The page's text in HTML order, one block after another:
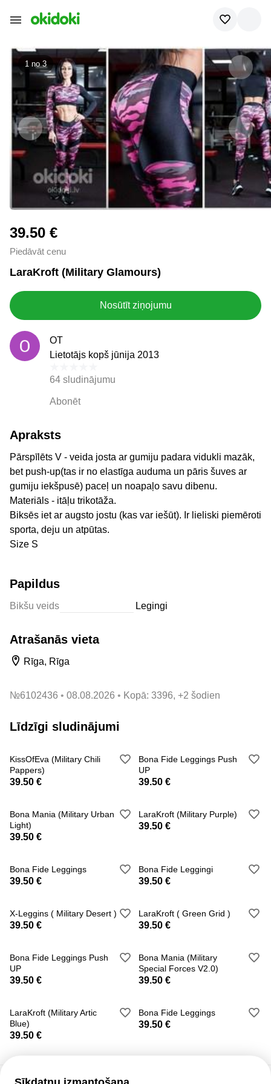
1 no3
39.50 €
Piedāvāt cenu
LaraKroft (Military Glamours)
Nosūtīt ziņojumu
OT
Lietotājs kopš jūnija 2013
64 sludinājumu
Abonēt
Apraksts
Pārspīlēts V - veida josta ar gumiju padara vidukli mazāk,
bet push-up(tas ir no elastīga auduma un pāris šuves ar
gumiju iekšpusē) paceļ un noapaļo savu dibenu.
Materiāls - itāļu trikotāža.
Biksēs iet ar augsto jostu (kas var iešūt). Ir lieliski piemēroti
sporta, deju un atpūtas.
Size S
Papildus
Bikšu veids Legingi
Atrašanās vieta
Rīga, Rīga
№6102436 08.08.2026 Kopā: 3396, +2 šodien
Līdzīgi sludinājumi
KissOfEva (Military Chili
Pappers)
39.50 €
Bona Fide Leggings Push
UP
39.50 €
Bona Mania (Military Urban
Light)
39.50 €
LaraKroft (Military Purple)
39.50 €
Bona Fide Leggings
39.50 €
Bona Fide Leggingi
39.50 €
X-Leggins ( Military Desert )
39.50 €
LaraKroft ( Green Grid )
39.50 €
Bona Fide Leggings Push
UP
39.50 €
Bona Mania (Military
Special Forces V2.0)
39.50 €
LaraKroft (Military Artic
Blue)
39.50 €
Bona Fide Leggings
39.50 €